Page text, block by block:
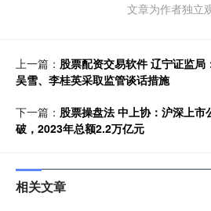
文章为作者独立
上一篇： 股票配资交易软件 辽宁证监局
吴雪、李桂英采取监管谈话措施
下一篇： 股票操盘法 中上协：沪深上市
破，2023年总额2.2万亿元
相关文章